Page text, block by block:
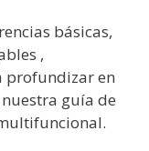
básicas,
,
profundizar en
guía de